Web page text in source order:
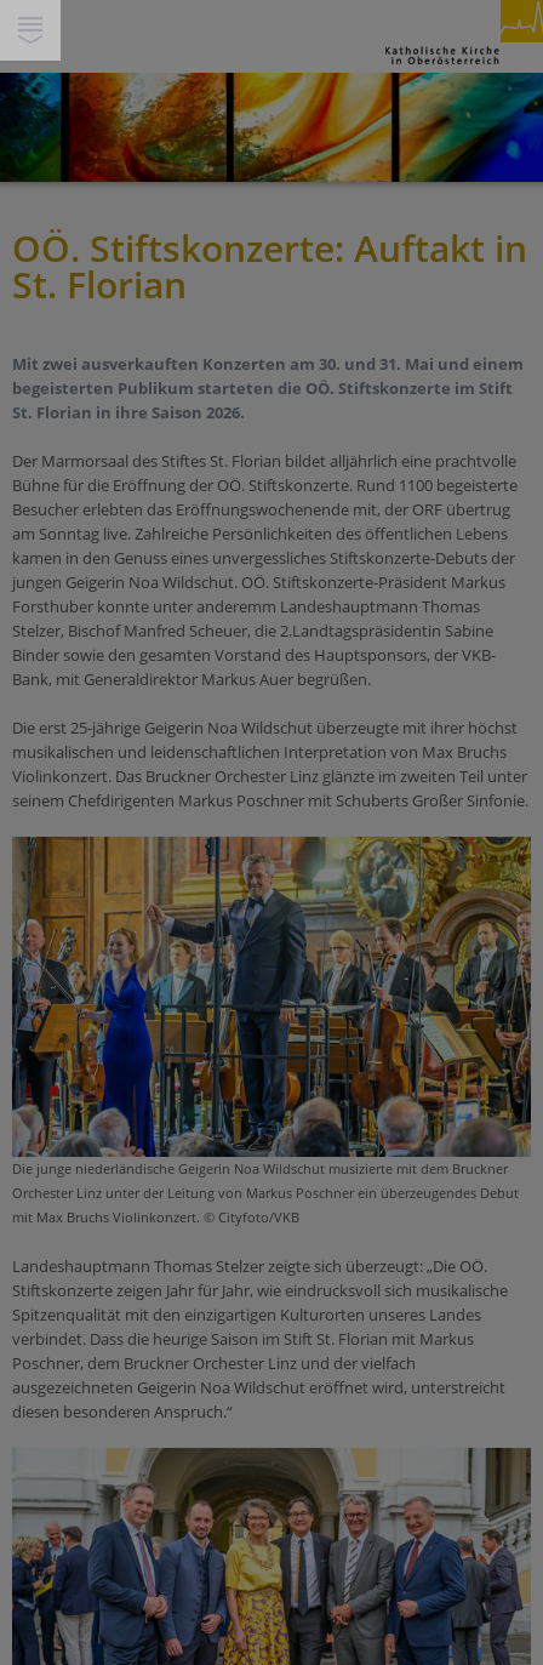
SUCHE
INHALTE
PFARREN
GLAUBEN & FEIERN
Spiritualität
Feiern
Trauern
Pilgern
Begleiten
Berufen sein
Sakramente
Taufe
Firmung
Eucharistie
Krankensalbung
Ehe
Heilige Zeiten
Kirchenjahr
Farben & Symbole
Sonntag
Orte & Worte
Dienste
Selige & Heilige
Glaube
Gott
Heiliger Geist
Jesus
Maria
Gemeinschaft
THEMEN
Miteinander
Ökumene & Dialog
Schöpfung und Nachhaltigkeit
Tod & Trauer
Leben
Kinder & Jugend
Mensch & Arbeit
SERVICE & HILFE
Service
Über Uns
Presse/Medien
Kirchenbeitrag
Buch & Segen
Medienverleih
Epolmedia
Ich möchte...
meine Freizeit gestalten!
reden!
anderen helfen!
Beratung
wieder eintreten!
Ehe & Beziehung
Mobbing
Missbrauch & Gewalt
Prävention & Kinder/Jugendschutz
Sekten & Weltanschauungsfragen
WIR IN DEINER NÄHE
Pastorale Orte
Pfarren
Bildungshäuser
Schulen
Orden und Klöster
Citypastoral
Organisationen
Katholisches Bildungswerk
Katholische Aktion
Ämter & Einrichtungen
Ordinariat
OÖ. Stiftskonzerte: Auftakt in
St. Florian
Mit zwei ausverkauften Konzerten am 30. und 31. Mai und einem
begeisterten Publikum starteten die OÖ. Stiftskonzerte im Stift
St. Florian in ihre Saison 2026.
Der Marmorsaal des Stiftes St. Florian bildet alljährlich eine prachtvolle
Bühne für die Eröffnung der OÖ. Stiftskonzerte. Rund 1100 begeisterte
Besucher erlebten das Eröffnungswochenende mit, der ORF übertrug
am Sonntag live. Zahlreiche Persönlichkeiten des öffentlichen Lebens
kamen in den Genuss eines unvergessliches Stiftskonzerte-Debuts der
jungen Geigerin Noa Wildschut. OÖ. Stiftskonzerte-Präsident Markus
Forsthuber konnte unter anderemm Landeshauptmann Thomas
Stelzer, Bischof Manfred Scheuer, die 2.Landtagspräsidentin Sabine
Binder sowie den gesamten Vorstand des Hauptsponsors, der VKB-
Bank, mit Generaldirektor Markus Auer begrüßen.
Die erst 25-jährige Geigerin Noa Wildschut überzeugte mit ihrer höchst
musikalischen und leidenschaftlichen Interpretation von Max Bruchs
Violinkonzert. Das Bruckner Orchester Linz glänzte im zweiten Teil unter
seinem Chefdirigenten Markus Poschner mit Schuberts Großer Sinfonie.
Die junge niederländische Geigerin Noa Wildschut musizierte mit dem Bruckner
Orchester Linz unter der Leitung von Markus Poschner ein überzeugendes Debut
mit Max Bruchs Violinkonzert. © Cityfoto/VKB
Landeshauptmann Thomas Stelzer zeigte sich überzeugt: „Die OÖ.
Stiftskonzerte zeigen Jahr für Jahr, wie eindrucksvoll sich musikalische
Spitzenqualität mit den einzigartigen Kulturorten unseres Landes
verbindet. Dass die heurige Saison im Stift St. Florian mit Markus
Poschner, dem Bruckner Orchester Linz und der vielfach
ausgezeichneten Geigerin Noa Wildschut eröffnet wird, unterstreicht
diesen besonderen Anspruch.“